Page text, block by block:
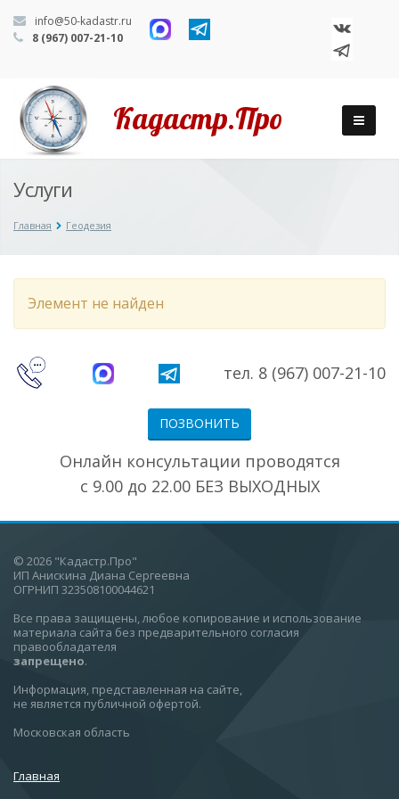
info@50-kadastr.ru
8 (967) 007-21-10
Кадастр.Про
Услуги
Главная Геодезия
Элемент не найден
тел. 8 (967) 007-21-10
ПОЗВОНИТЬ
Онлайн консультации проводятся
с 9.00 до 22.00 БЕЗ ВЫХОДНЫХ
© 2026 "Кадастр.Про"
ИП Анискина Диана Сергеевна
ОГРНИП 323508100044621
Все права защищены, любое копирование и использование
материала сайта без предварительного согласия
правообладателя
запрещено.
Информация, представленная на сайте,
не является публичной офертой.
Московская область
Главная